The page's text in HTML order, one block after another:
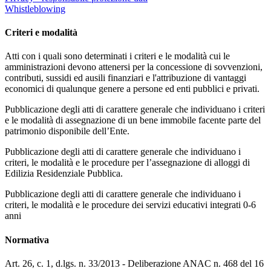
Whistleblowing
Criteri e modalità
Atti con i quali sono determinati i criteri e le modalità cui le
amministrazioni devono attenersi per la concessione di sovvenzioni,
contributi, sussidi ed ausili finanziari e l'attribuzione di vantaggi
economici di qualunque genere a persone ed enti pubblici e privati.
Pubblicazione degli atti di carattere generale che individuano i criteri
e le modalità di assegnazione di un bene immobile facente parte del
patrimonio disponibile dell’Ente.
Pubblicazione degli atti di carattere generale che individuano i
criteri, le modalità e le procedure per l’assegnazione di alloggi di
Edilizia Residenziale Pubblica.
Pubblicazione degli atti di carattere generale che individuano i
criteri, le modalità e le procedure dei servizi educativi integrati 0-6
anni
Normativa
Art. 26, c. 1, d.lgs. n. 33/2013 - Deliberazione ANAC n. 468 del 16